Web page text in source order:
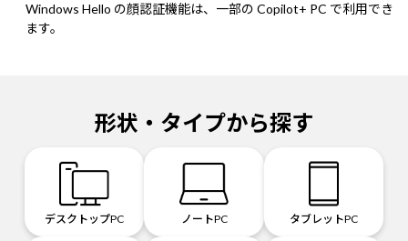
Windows Hello の顔認証機能は、一部の Copilot+ PC で利用でき
ます。
形状・タイプから探す
デスクトップPC ノートPC タブレットPC